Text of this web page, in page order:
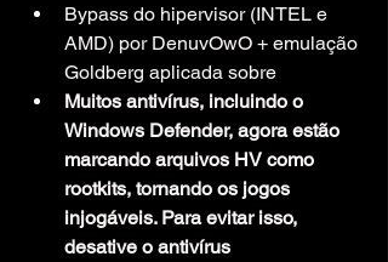
Bypass do hipervisor (INTEL e
AMD) por DenuvOwO + emulação
Goldberg aplicada sobre
Muitos antivírus, incluindo o
Windows Defender, agora estão
marcando arquivos HV como
rootkits, tornando os jogos
injogáveis. Para evitar isso,
desative o antivírus